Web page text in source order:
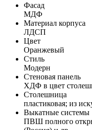
Фасад
МДФ
Материал корпуса
ЛДСП
Цвет
Оранжевый
Стиль
Модерн
Стеновая панель
ХДФ в цвет
Столешница
пластиковая; из
Выкатные системы
ПВШ полного